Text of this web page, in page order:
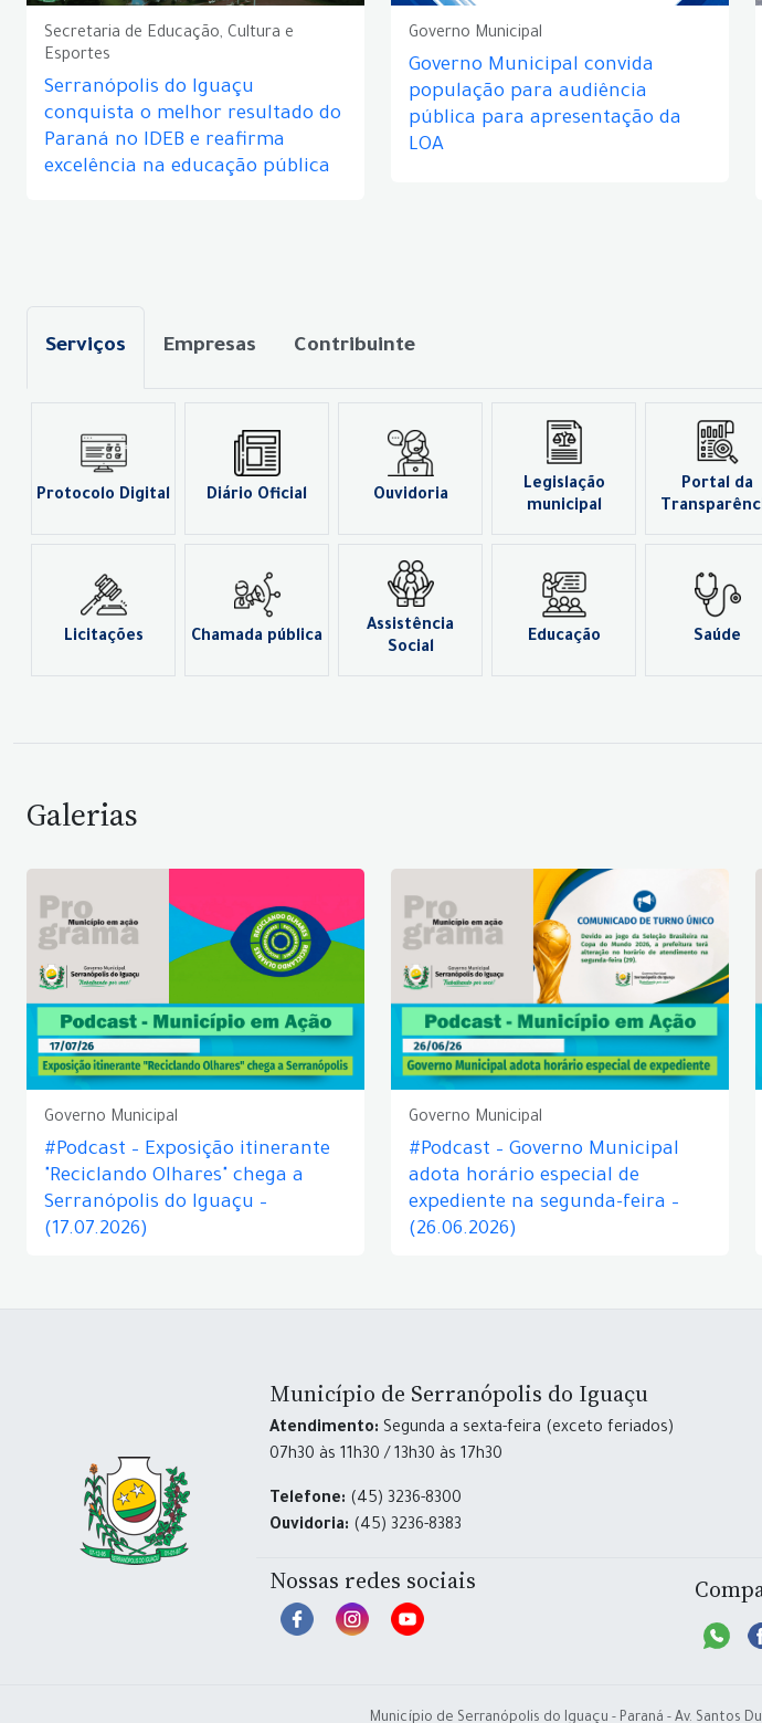
Secretaria de Educação, Cultura e
Esportes
Serranópolis do Iguaçu
conquista o melhor resultado do
Paraná no IDEB e reafirma
excelência na educação pública
Governo Municipal
Governo Municipal convida
população para audiência
pública para apresentação da
LOA
Serviços Empresas Contribuinte
Protocolo Digital Diário Oficial Ouvidoria
Legislação
municipal
Portal da
Licitações Chamada pública
Assistência
Social
Educação Saúde
Galerias
Governo Municipal
#Podcast – Exposição itinerante
"Reciclando Olhares" chega a
Serranópolis do Iguaçu –
(17.07.2026)
Governo Municipal
#Podcast – Governo Municipal
adota horário especial de
expediente na segunda-feira –
(26.06.2026)
Município de Serranópolis do Iguaçu
Atendimento: Segunda a sexta-feira (exceto feriados)
07h30 às 11h30 / 13h30 às 17h30
Telefone: (45) 3236-8300
Ouvidoria: (45) 3236-8383
Nossas redes sociais
Município de Serranópolis do Iguaçu - Paraná - Av. Santos